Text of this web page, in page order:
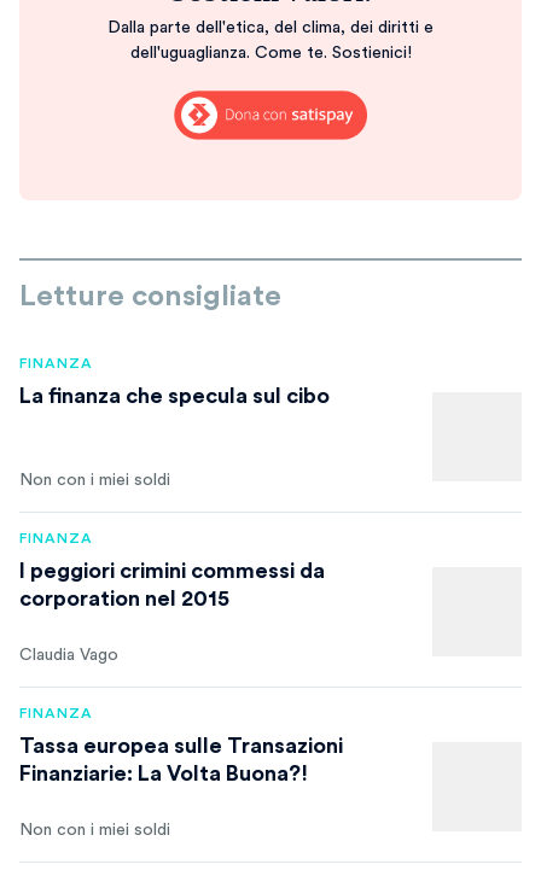
Dalla parte dell'etica, del clima, dei diritti e
dell'uguaglianza. Come te. Sostienici!
Letture consigliate
FINANZA
La finanza che specula sul cibo
Non con i miei soldi
FINANZA
I peggiori crimini commessi da
corporation nel 2015
Claudia Vago
FINANZA
Tassa europea sulle Transazioni
Finanziarie: La Volta Buona?!
Non con i miei soldi